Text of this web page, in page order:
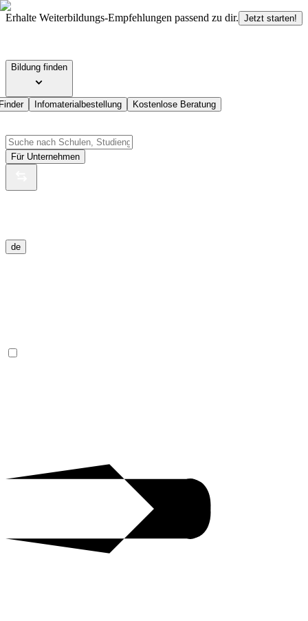
Erhalte Weiterbildungs-Empfehlungen passend zu dir. Jetzt starten!
Bildung finden
Infomaterialbestellung Kostenlose Beratung
Für Unternehmen
de